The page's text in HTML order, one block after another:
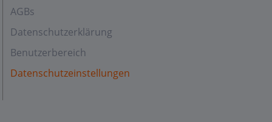
AGBs
Datenschutzerklärung
Benutzerbereich
Datenschutzeinstellungen